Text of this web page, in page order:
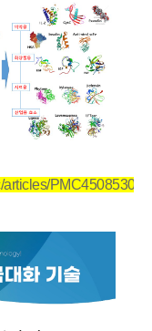
PMC4508530/